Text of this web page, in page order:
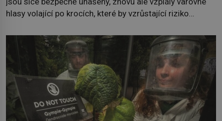
hlasy volající po krocích, které by vzrůstající riziko
požáry už nejsou problémem pouze vzdáleného
Středomoří. S oteplujícím se klimatem, vysušenou
krajinou a desetiletími lidských zásahů se z nich stává
nový evropský normál […]